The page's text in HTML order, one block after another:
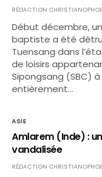
RÉDACTION
Début décembre,
baptiste a été
Tuensang dans
de loisirs
Sipongsang (SBC)
entièrement…
ASIE
Amlarem (Inde) :
vandalisée
RÉDACTION